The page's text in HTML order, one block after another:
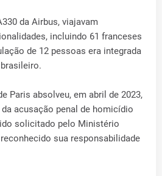
da Airbus, viajavam
incluindo 61 franceses
de 12 pessoas era integrada
Paris absolveu, em abril de 2023,
acusação penal de homicídio
solicitado pelo Ministério
sua responsabilidade